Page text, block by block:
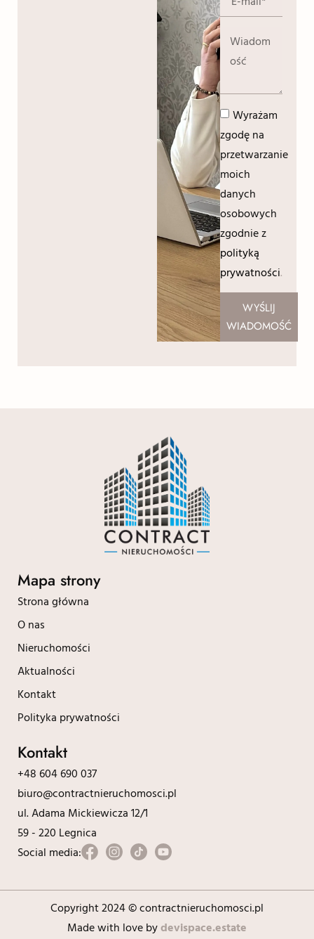
Wyrażam
zgodę na
przetwarzanie
moich
danych
osobowych
zgodnie z
polityką
prywatności.
WYŚLIJ
WIADOMOŚĆ
Mapa strony
Strona główna
O nas
Nieruchomości
Aktualności
Kontakt
Polityka prywatności
Kontakt
+48 604 690 037
biuro@contractnieruchomosci.pl
ul. Adama Mickiewicza 12/1
59 - 220 Legnica
Social media:
Copyright 2024 © contractnieruchomosci.pl
Made with love bydevispace.estate